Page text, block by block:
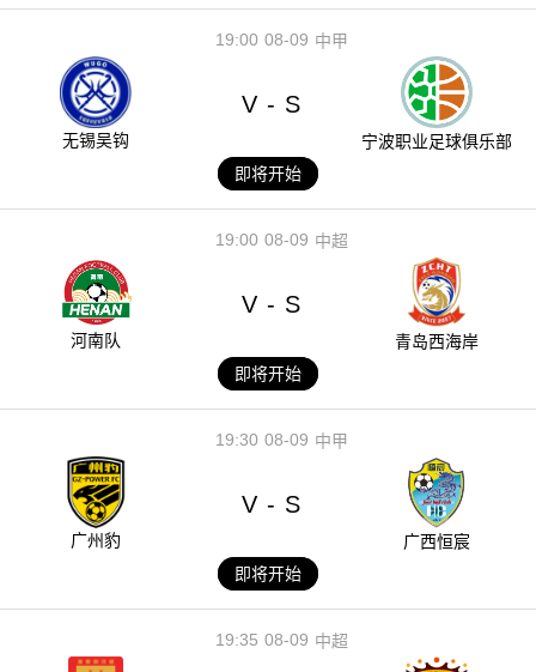
08-09
19:00 中甲
无锡吴钩
V - S
宁波职业足球俱乐部
即将开始
08-09
19:00 中超
河南队
V - S
青岛西海岸
即将开始
08-09
19:30 中甲
广州豹
V - S
广西恒宸
即将开始
08-09
19:35 中超